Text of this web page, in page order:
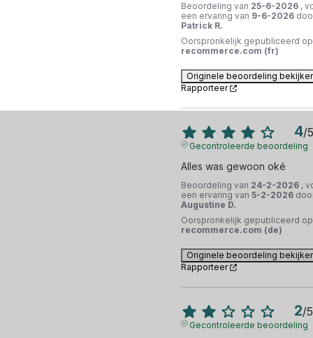
Beoordeling van 25-6-2026 ,
een ervaring van 9-6-2026
Patrick R.
Oorspronkelijk gepubliceerd op
recommerce.com (fr)
Originele beoordeling
Rapporteer
4/5
Gecontroleerde beoordeling
Alles was gewoon oké
Beoordeling van 24-2-2026 ,
een ervaring van 5-2-2026
Augustine D.
Oorspronkelijk gepubliceerd op
recommerce.com (de)
Originele beoordeling
Rapporteer
2/5
Gecontroleerde beoordeling